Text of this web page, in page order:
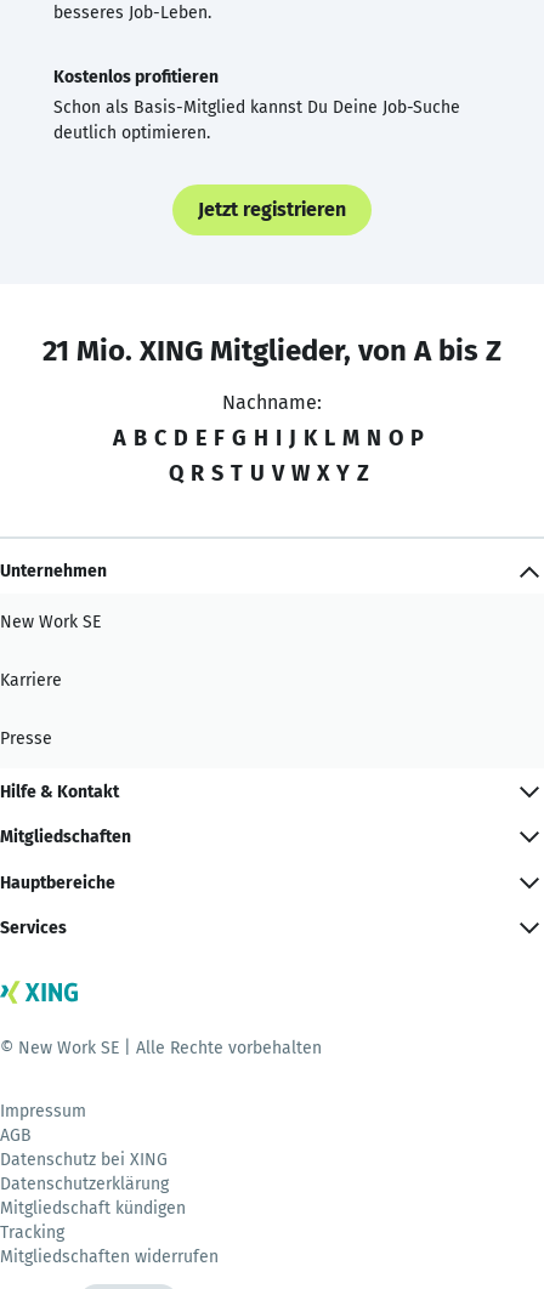
besseres Job-Leben.
Kostenlos profitieren
Schon als Basis-Mitglied kannst Du Deine Job-Suche
deutlich optimieren.
Jetzt registrieren
21 Mio. XING Mitglieder, von A bis Z
Nachname:
A B C D E F G H I J K L M N O P
Q R S T U V W X Y Z
Unternehmen
New Work SE
Karriere
Presse
Hilfe & Kontakt
Mitgliedschaften
Hauptbereiche
Services
© New Work SE | Alle Rechte vorbehalten
Impressum
AGB
Datenschutz bei XING
Datenschutzerklärung
Mitgliedschaft kündigen
Tracking
Mitgliedschaften widerrufen